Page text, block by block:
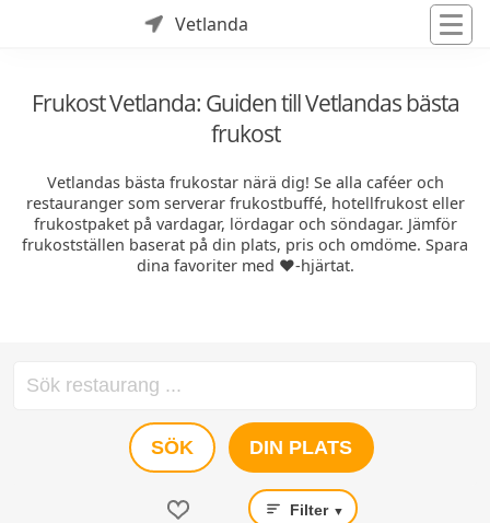
Vetlanda
Frukost Vetlanda: Guiden till Vetlandas bästa
frukost
Vetlandas bästa frukostar närä dig! Se alla caféer och
restauranger som serverar frukostbuffé, hotellfrukost eller
frukostpaket på vardagar, lördagar och söndagar. Jämför
frukostställen baserat på din plats, pris och omdöme. Spara
dina favoriter med ❤️-hjärtat.
SÖK DIN PLATS
Filter ▼